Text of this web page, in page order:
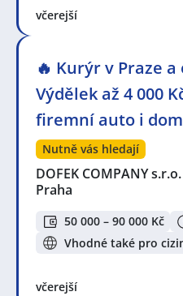
včerejší
🔥 Kurýr v Praze a
Výdělek až 4 000
firemní auto i
Nutně vás hledají
DOFEK COMPANY s.r.o.
Praha
50 000 – 90 000 Kč
Vhodné také pro
včerejší